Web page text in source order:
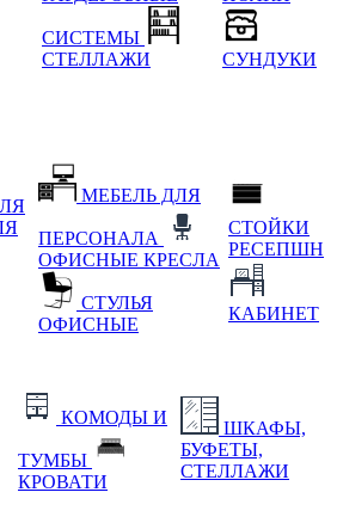
СИСТЕМЫ
СТЕЛЛАЖИ
СУНДУКИ
МЕБЕЛЬ ДЛЯ
ПЕРСОНАЛА
ОФИСНЫЕ КРЕСЛА
СТУЛЬЯ
ОФИСНЫЕ
СТОЙКИ
РЕСЕПШН
КАБИНЕТ
КОМОДЫ И
ТУМБЫ
КРОВАТИ
ШКАФЫ,
БУФЕТЫ,
СТЕЛЛАЖИ